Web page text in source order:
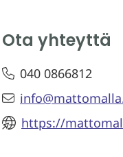
Ota yhteyttä
040 0866812
https://